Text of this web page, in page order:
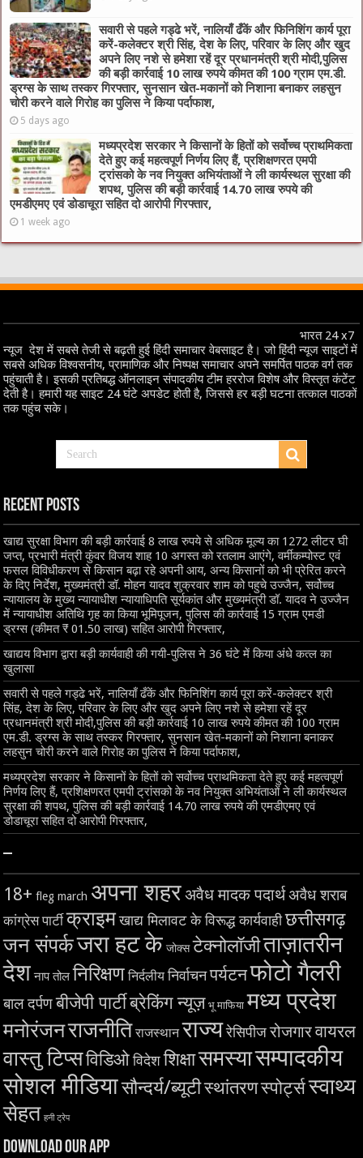
सवारी से पहले गड्ढे भरें, नालियाँ ढँकें और फिनिशिंग कार्य पूरा
करें-कलेक्टर श्री सिंह, देश के लिए, परिवार के लिए और खुद
अपने लिए नशे से हमेशा रहें दूर प्रधानमंत्री श्री मोदी,पुलिस
की बड़ी कार्रवाई 10 लाख रुपये कीमत की 100 ग्राम एम.डी.
ड्रग्स के साथ तस्कर गिरफ्तार, सुनसान खेत-मकानों को निशाना बनाकर लहसुन
चोरी करने वाले गिरोह का पुलिस ने किया पर्दाफाश,
5 days ago
मध्यप्रदेश सरकार ने किसानों के हितों को सर्वोच्च प्राथमिकता
देते हुए कई महत्वपूर्ण निर्णय लिए हैं, प्रशिक्षणरत एमपी
ट्रांसको के नव नियुक्त अभियंताओं ने ली कार्यस्थल सुरक्षा की
शपथ, पुलिस की बड़ी कार्रवाई 14.70 लाख रुपये की
एमडीएमए एवं डोडाचूरा सहित दो आरोपी गिरफ्तार,
1 week ago
भारत 24 x7
न्यूज देश में सबसे तेजी से बढ़ती हुई हिंदी समाचार वेबसाइट है। जो हिंदी न्यूज साइटों में
सबसे अधिक विश्वसनीय, प्रामाणिक और निष्पक्ष समाचार अपने समर्पित पाठक वर्ग तक
पहुंचाती है। इसकी प्रतिबद्ध ऑनलाइन संपादकीय टीम हररोज विशेष और विस्तृत कंटेंट
देती है। हमारी यह साइट 24 घंटे अपडेट होती है, जिससे हर बड़ी घटना तत्काल पाठकों
तक पहुंच सके।
Recent Posts
खाद्य सुरक्षा विभाग की बड़ी कार्रवाई 8 लाख रुपये से अधिक मूल्य का 1272 लीटर घी
जप्त, प्रभारी मंत्री कुंवर विजय शाह 10 अगस्त को रतलाम आएंगे, वर्मीकम्पोस्ट एवं
फसल विविधीकरण से किसान बढ़ा रहे अपनी आय, अन्य किसानों को भी प्रेरित करने
के दिए निर्देश, मुख्यमंत्री डॉ. मोहन यादव शुक्रवार शाम को पहुचे उज्जैन, सर्वोच्च
न्यायालय के मुख्‍य न्‍यायाधीश न्यायाधिपति सूर्यकांत और मुख्यमंत्री डॉ. यादव ने उज्जैन
में न्यायाधीश अतिथि गृह का किया भूमिपूजन, पुलिस की कार्रवाई 15 ग्राम एमडी
ड्रग्स (कीमत ₹ 01.50 लाख) सहित आरोपी गिरफ्तार,
खाद्यय विभाग द्वारा बड़ी कार्यवाही की गयी-पुलिस ने 36 घंटे में किया अंधे कत्ल का
खुलासा
सवारी से पहले गड्ढे भरें, नालियाँ ढँकें और फिनिशिंग कार्य पूरा करें-कलेक्टर श्री
सिंह, देश के लिए, परिवार के लिए और खुद अपने लिए नशे से हमेशा रहें दूर
प्रधानमंत्री श्री मोदी,पुलिस की बड़ी कार्रवाई 10 लाख रुपये कीमत की 100 ग्राम
एम.डी. ड्रग्स के साथ तस्कर गिरफ्तार, सुनसान खेत-मकानों को निशाना बनाकर
लहसुन चोरी करने वाले गिरोह का पुलिस ने किया पर्दाफाश,
मध्यप्रदेश सरकार ने किसानों के हितों को सर्वोच्च प्राथमिकता देते हुए कई महत्वपूर्ण
निर्णय लिए हैं, प्रशिक्षणरत एमपी ट्रांसको के नव नियुक्त अभियंताओं ने ली कार्यस्थल
सुरक्षा की शपथ, पुलिस की बड़ी कार्रवाई 14.70 लाख रुपये की एमडीएमए एवं
डोडाचूरा सहित दो आरोपी गिरफ्तार,
–
18+ fleg march अपना शहरअवैध मादक पदार्थअवैध शराब
कांग्रेस पार्टी क्राइमखाद्य मिलावट के विरूद्ध कार्यवाहीछत्तीसगढ़
जन संपर्कजरा हट के जोक्स टेक्नोलॉजीताज़ातरीन
देश नाप तोल निरिक्षण निर्दलीय निर्वाचनपर्यटनफोटो गैलरी
बाल दर्पणबीजेपी पार्टीब्रेकिंग न्यूज़ भू माफिया मध्य प्रदेश
मनोरंजनराजनीति राजस्थान राज्यरेसिपीज रोजगारवायरल
वास्तु टिप्सविडिओ विदेश शिक्षासमस्यासम्पादकीय
सोशल मीडियासौन्दर्य/ब्यूटीस्थांतरणस्पोर्ट्सस्वाथ्य
सेहत हनी ट्रेप
Download Our App